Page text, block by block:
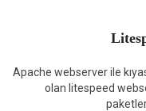
Apache webserver ile
olan litespeed